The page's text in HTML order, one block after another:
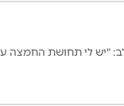
לב: "יש לי תחושת החמצה